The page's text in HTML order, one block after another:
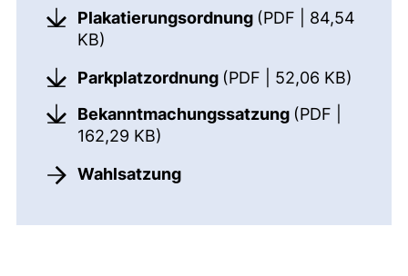
Plakatierungsordnung (PDF | 84,54
KB)
Parkplatzordnung (PDF | 52,06 KB)
Bekanntmachungssatzung (PDF |
162,29 KB)
Wahlsatzung